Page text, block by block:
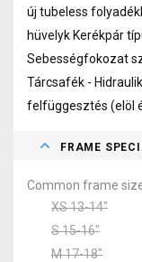
új tubeless
hüvelyk Kerékpár
Sebességfokozat
Tárcsafék -
felfüggesztés (elöl
FRAME
Common frame
XS 13-14"
S 15-16"
M 17-18"